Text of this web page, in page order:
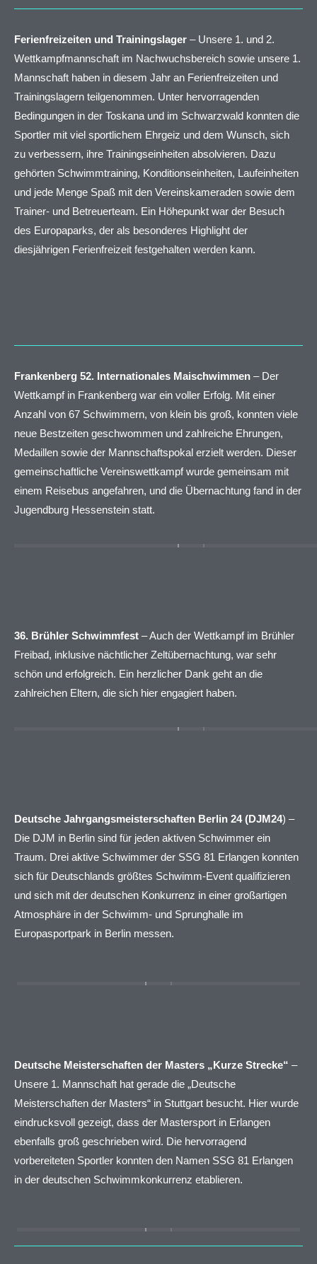
Ferienfreizeiten und Trainingslager – Unsere 1. und 2.
Wettkampfmannschaft im Nachwuchsbereich sowie unsere 1.
Mannschaft haben in diesem Jahr an Ferienfreizeiten und
Trainingslagern teilgenommen. Unter hervorragenden
Bedingungen in der Toskana und im Schwarzwald konnten die
Sportler mit viel sportlichem Ehrgeiz und dem Wunsch, sich
zu verbessern, ihre Trainingseinheiten absolvieren. Dazu
gehörten Schwimmtraining, Konditionseinheiten, Laufeinheiten
und jede Menge Spaß mit den Vereinskameraden sowie dem
Trainer- und Betreuerteam. Ein Höhepunkt war der Besuch
des Europaparks, der als besonderes Highlight der
diesjährigen Ferienfreizeit festgehalten werden kann.
Frankenberg 52. Internationales Maischwimmen – Der
Wettkampf in Frankenberg war ein voller Erfolg. Mit einer
Anzahl von 67 Schwimmern, von klein bis groß, konnten viele
neue Bestzeiten geschwommen und zahlreiche Ehrungen,
Medaillen sowie der Mannschaftspokal erzielt werden. Dieser
gemeinschaftliche Vereinswettkampf wurde gemeinsam mit
einem Reisebus angefahren, und die Übernachtung fand in der
Jugendburg Hessenstein statt.
36. Brühler Schwimmfest – Auch der Wettkampf im Brühler
Freibad, inklusive nächtlicher Zeltübernachtung, war sehr
schön und erfolgreich. Ein herzlicher Dank geht an die
zahlreichen Eltern, die sich hier engagiert haben.
Deutsche Jahrgangsmeisterschaften Berlin 24 (DJM24) –
Die DJM in Berlin sind für jeden aktiven Schwimmer ein
Traum. Drei aktive Schwimmer der SSG 81 Erlangen konnten
sich für Deutschlands größtes Schwimm-Event qualifizieren
und sich mit der deutschen Konkurrenz in einer großartigen
Atmosphäre in der Schwimm- und Sprunghalle im
Europasportpark in Berlin messen.
Deutsche Meisterschaften der Masters „Kurze Strecke“ –
Unsere 1. Mannschaft hat gerade die „Deutsche
Meisterschaften der Masters“ in Stuttgart besucht. Hier wurde
eindrucksvoll gezeigt, dass der Mastersport in Erlangen
ebenfalls groß geschrieben wird. Die hervorragend
vorbereiteten Sportler konnten den Namen SSG 81 Erlangen
in der deutschen Schwimmkonkurrenz etablieren.